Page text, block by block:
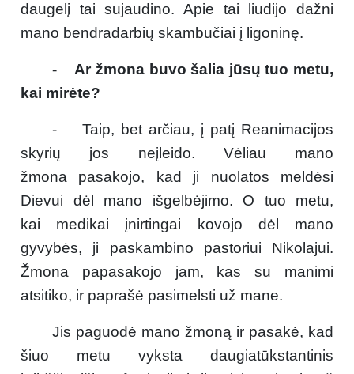
daugelį tai sujaudino. Apie tai liudijo dažni
mano bendradarbių skambučiai į ligoninę.
- Ar žmona buvo šalia jūsų tuo metu,
kai mirėte?
- Taip, bet arčiau, į patį Reanimacijos
skyrių jos neįleido. Vėliau mano
žmona pasakojo, kad ji nuolatos meldėsi
Dievui dėl mano išgelbėjimo. O tuo metu,
kai medikai įnirtingai kovojo dėl mano
gyvybės, ji paskambino pastoriui Nikolajui.
Žmona papasakojo jam, kas su manimi
atsitiko, ir paprašė pasimelsti už mane.
Jis paguodė mano žmoną ir pasakė, kad
šiuo metu vyksta daugiatūkstantinis